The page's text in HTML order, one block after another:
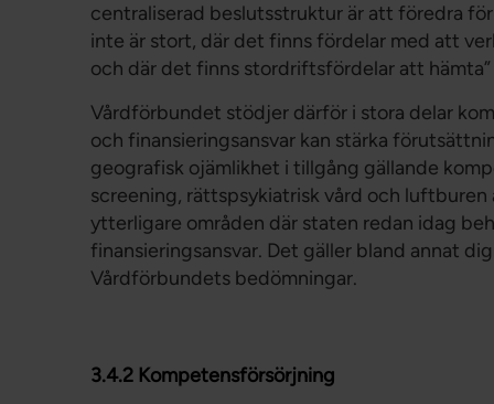
centraliserad beslutsstruktur är att föredra
inte är stort, där det finns fördelar med att
och där det finns stordriftsfördelar att hämta”
Vårdförbundet stödjer därför i stora delar
och finansieringsansvar kan stärka
geografisk ojämlikhet i tillgång gällande
screening, rättspsykiatrisk vård och
ytterligare områden där staten redan idag
finansieringsansvar. Det gäller bland annat
Vårdförbundets bedömningar.
3.4.2 Kompetensförsörjning